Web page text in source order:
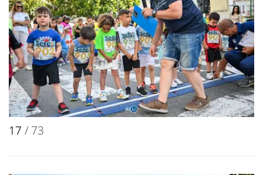
17 / 73